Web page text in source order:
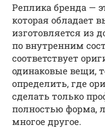
Реплика бренда —
которая обладает
изготовляется из
по внутренним
соответствует
одинаковые вещи,
определить, где
сделать только
полностью форма,
многое другое.